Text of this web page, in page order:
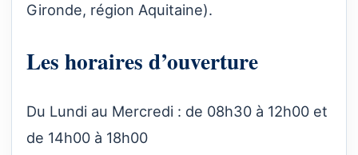
Gironde, région Aquitaine).
Les horaires d’ouverture
Du Lundi au Mercredi : de 08h30 à 12h00 et
de 14h00 à 18h00